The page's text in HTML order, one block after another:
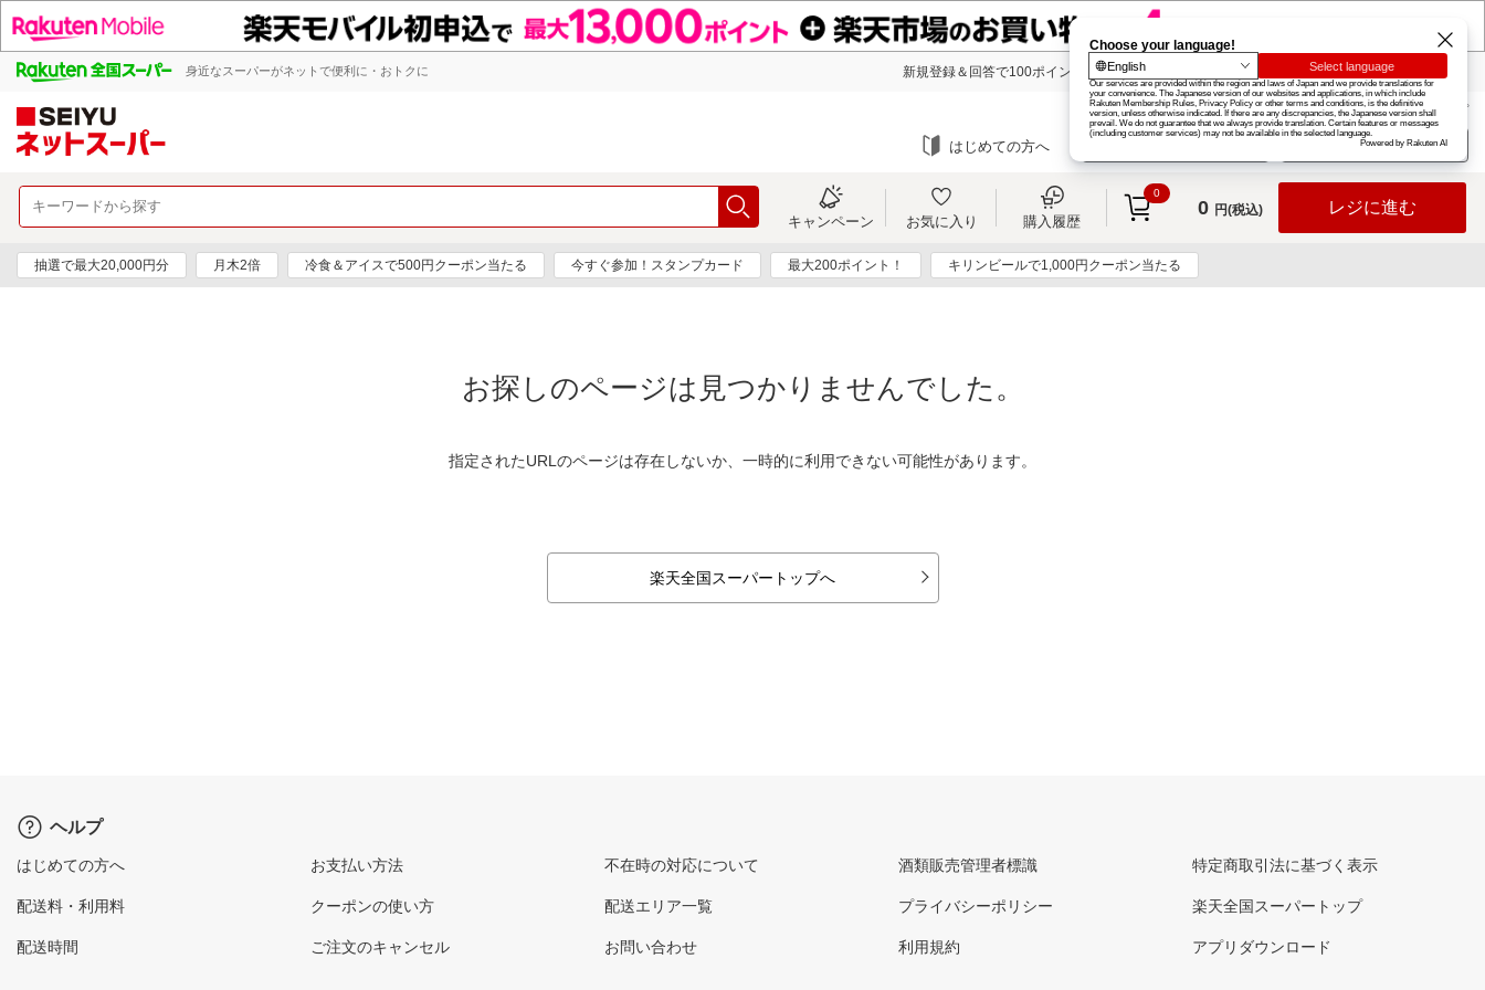
身近なスーパーがネットで便利に・おトクに 新規登録＆回答で100ポイント! 楽天グループ カード
お知らせ ヘルプ
はじめての方へ ログイン
キャンペーン お気に入り 購入履歴
0
0 円(税込) レジに進む
抽選で最大20,000円分 月木2倍 冷食＆アイスで500円クーポン当たる 今すぐ参加！スタンプカード 最大200ポイント！ キリンビールで1,000円クーポン当たる
お探しのページは見つかりませんでした。
指定されたURLのページは存在しないか、一時的に利用できない可能性があります。
楽天全国スーパートップへ
ヘルプ
はじめての方へ
配送料・利用料
配送時間
お支払い方法
クーポンの使い方
ご注文のキャンセル
不在時の対応について
配送エリア一覧
お問い合わせ
酒類販売管理者標識
プライバシーポリシー
利用規約
特定商取引法に基づく表示
楽天全国スーパートップ
アプリダウンロード